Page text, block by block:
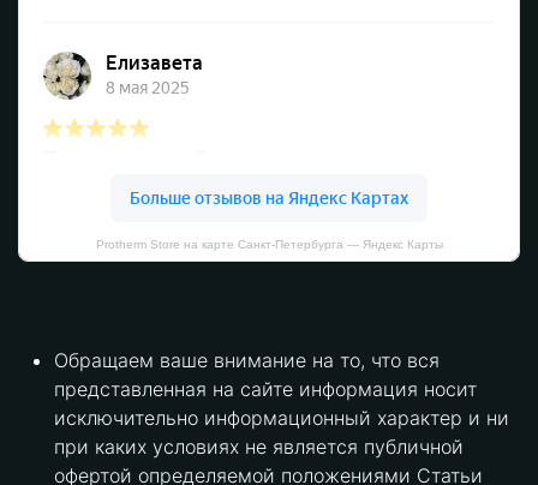
Protherm Store на карте Санкт‑Петербурга — Яндекс Карты
Обращаем ваше внимание на то, что вся
представленная на сайте информация носит
исключительно информационный характер и ни
при каких условиях не является публичной
офертой определяемой положениями Статьи